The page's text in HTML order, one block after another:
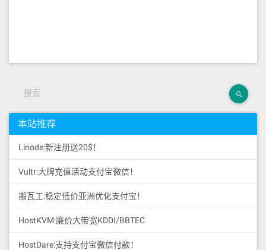
搜索
本站推荐
Linode:新注册送20$！
Vultr:大牌充值活动支付宝微信！
搬瓦工:稳定低价亚洲优化支付宝！
HostKVM:廉价大带宽KDDI/BBTEC
HostDare:支持支付宝微信付款！